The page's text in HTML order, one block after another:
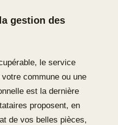
gestion des
le service
commune ou une
est la dernière
proposent, en
de vos belles pièces,